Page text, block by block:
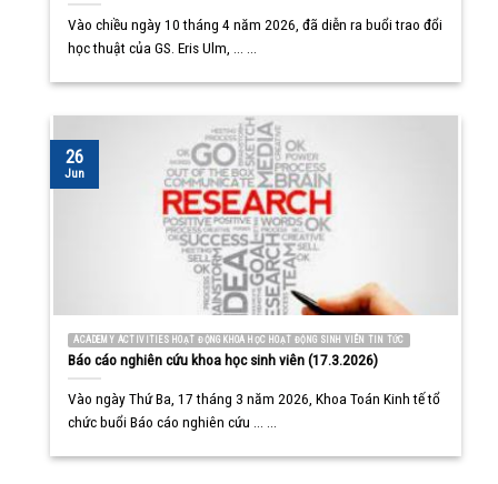
Vào chiều ngày 10 tháng 4 năm 2026, đã diễn ra buổi trao đổi
học thuật của GS. Eris Ulm, ... ...
ACADEMY ACTIVITIES HOẠT ĐỘNG KHOA HỌC HOẠT ĐỘNG SINH VIÊN TIN TỨC
Báo cáo nghiên cứu khoa học sinh viên (17.3.2026)
Vào ngày Thứ Ba, 17 tháng 3 năm 2026, Khoa Toán Kinh tế tổ
chức buổi Báo cáo nghiên cứu ... ...
26
Jun